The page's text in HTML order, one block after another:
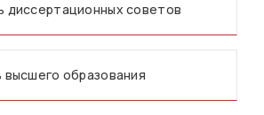
диссертационных советов
образования